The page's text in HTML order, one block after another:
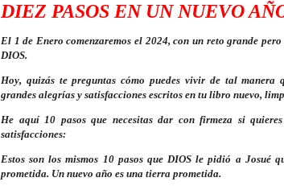
DIEZ PASOS EN UN NUEVO
El 1 de Enero comenzaremos el 2024, con un reto grande
DIOS.
Hoy, quizás te preguntas cómo puedes vivir de tal manera
grandes alegrías y satisfacciones escritos en tu libro nuevo,
He aquí 10 pasos que necesitas dar con firmeza si
satisfacciones:
Estos son los mismos 10 pasos que DIOS le pidió a Josué
prometida. Un nuevo año es una tierra prometida.